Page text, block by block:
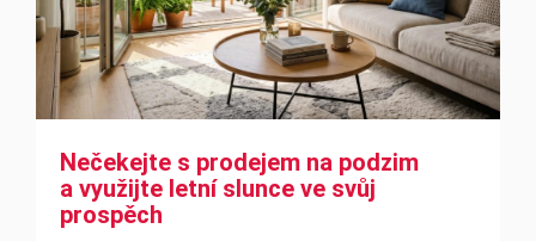
Nečekejte s prodejem na podzim
a využijte letní slunce ve svůj
prospěch